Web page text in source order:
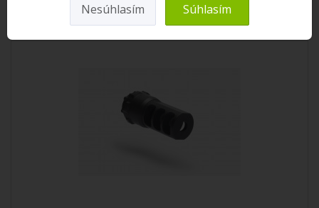
Nesúhlasím Súhlasím